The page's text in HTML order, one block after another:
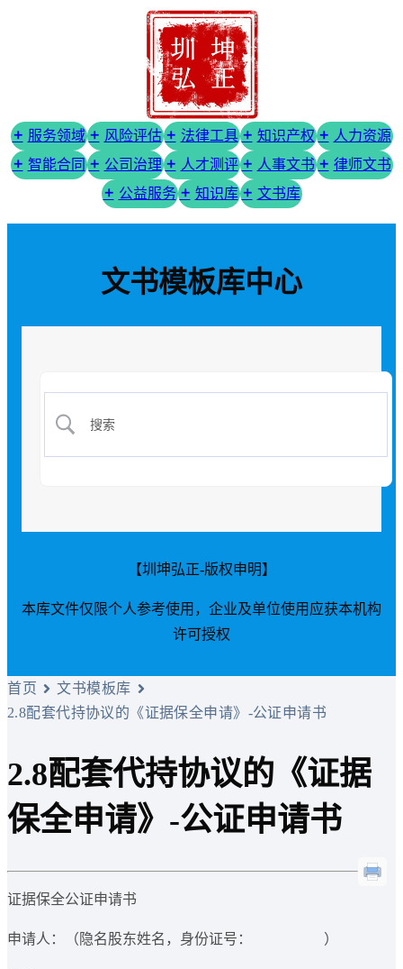
服务领域 风险评估 法律工具 知识产权
人力资源
智能合同
公司治理 人才测评 人事文书
律师文书
公益服务
知识库 文书库
文书模板库中心
【圳坤弘正-版权申明】
本库文件仅限个人参考使用，企业及单位使用应获本机构
许可授权
首页
文书模板库
2.8配套代持协议的《证据保全申请》-公证申请书
2.8配套代持协议的《证据
保全申请》-公证申请书
证据保全公证申请书
申请人：（隐名股东姓名，身份证号： ）